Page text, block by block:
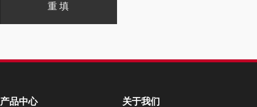
产品中心 关于我们